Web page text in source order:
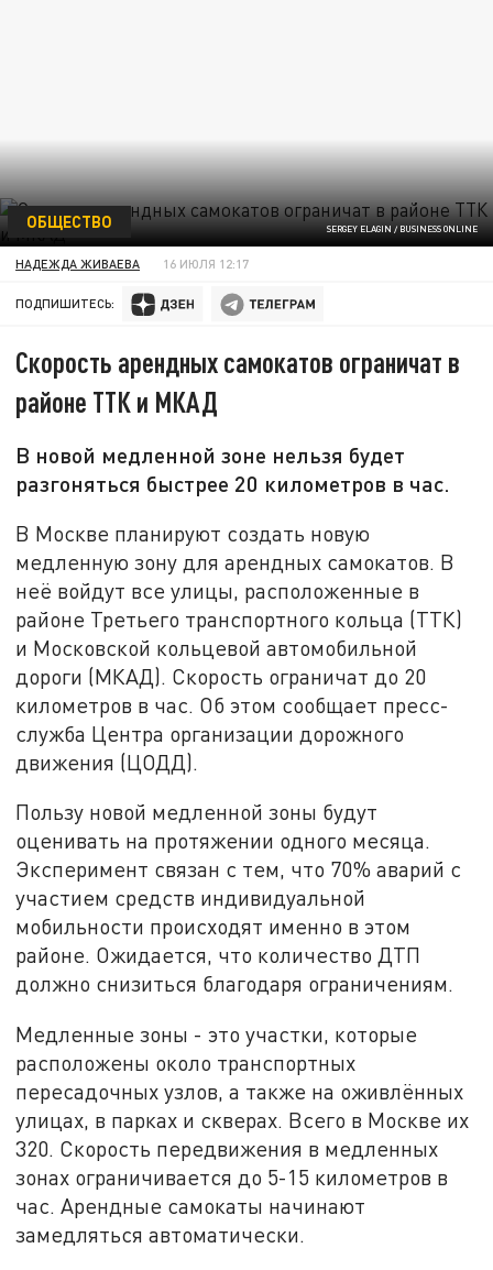
SERGEY ELAGIN / BUSINESS ONLINE
ОБЩЕСТВО
НАДЕЖДА ЖИВАЕВА 16 ИЮЛЯ 12:17
ПОДПИШИТЕСЬ:
Скорость арендных самокатов ограничат в
районе ТТК и МКАД
В новой медленной зоне нельзя будет
разгоняться быстрее 20 километров в час.
В Москве планируют создать новую
медленную зону для арендных самокатов. В
неё войдут все улицы, расположенные в
районе Третьего транспортного кольца (ТТК)
и Московской кольцевой автомобильной
дороги (МКАД). Скорость ограничат до 20
километров в час. Об этом сообщает пресс-
служба Центра организации дорожного
движения (ЦОДД).
Пользу новой медленной зоны будут
оценивать на протяжении одного месяца.
Эксперимент связан с тем, что 70% аварий с
участием средств индивидуальной
мобильности происходят именно в этом
районе. Ожидается, что количество ДТП
должно снизиться благодаря ограничениям.
Медленные зоны - это участки, которые
расположены около транспортных
пересадочных узлов, а также на оживлённых
улицах, в парках и скверах. Всего в Москве их
320. Скорость передвижения в медленных
зонах ограничивается до 5-15 километров в
час. Арендные самокаты начинают
замедляться автоматически.